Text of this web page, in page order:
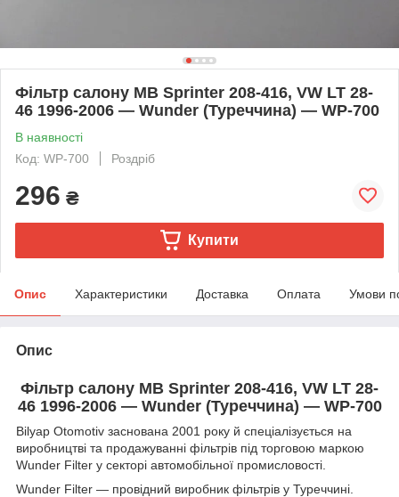
Фільтр салону MB Sprinter 208-416, VW LT 28-
46 1996-2006 — Wunder (Туреччина) — WP-700
В наявності
Код: WP-700
Роздріб
296 ₴
Купити
Опис Характеристики Доставка Оплата Умови
Опис
Фільтр салону MB Sprinter 208-416, VW LT 28-
46 1996-2006 — Wunder (Туреччина) — WP-700
Bilyap Otomotiv заснована 2001 року й спеціалізується на
виробництві та продажуванні фільтрів під торговою маркою
Wunder Filter у секторі автомобільної промисловості.
Wunder Filter — провідний виробник фільтрів у Туреччині.